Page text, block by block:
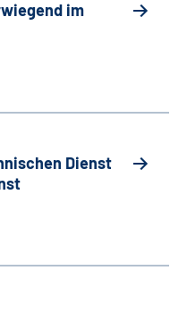
im
Dienst